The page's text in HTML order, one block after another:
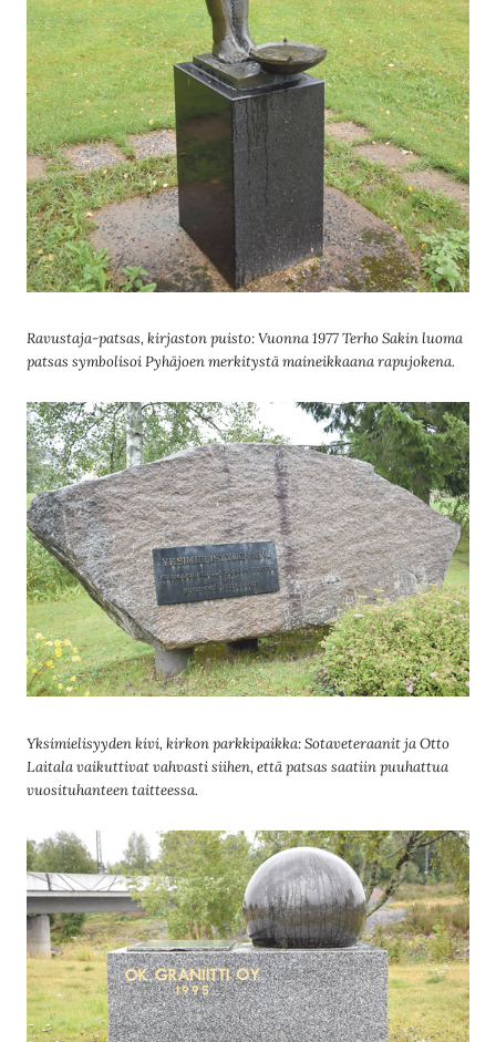
Ravustaja-patsas, kirjaston puisto: Vuonna 1977 Terho Sakin luoma
patsas symbolisoi Pyhäjoen merkitystä maineikkaana rapujokena.
Yksimielisyyden kivi, kirkon parkkipaikka: Sotaveteraanit ja Otto
Laitala vaikuttivat vahvasti siihen, että patsas saatiin puuhattua
vuosituhanteen taitteessa.